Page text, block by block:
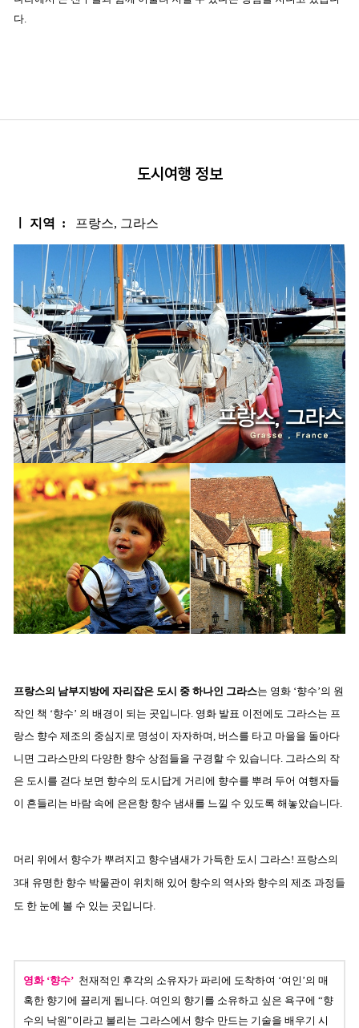
다.
도시여행 정보
ㅣ 지역 : 프랑스, 그라스
프랑스의 남부지방에 자리잡은 도시 중 하나인 그라스는 영화 ‘향수’의 원
작인 책 ‘향수’ 의 배경이 되는 곳입니다. 영화 발표 이전에도 그라스는 프
랑스 향수 제조의 중심지로 명성이 자자하며, 버스를 타고 마을을 돌아다
니면 그라스만의 다양한 향수 상점들을 구경할 수 있습니다. 그라스의 작
은 도시를 걷다 보면 향수의 도시답게 거리에 향수를 뿌려 두어 여행자들
이 흔들리는 바람 속에 은은항 향수 냄새를 느낄 수 있도록 해놓았습니다.
머리 위에서 향수가 뿌려지고 향수냄새가 가득한 도시 그라스! 프랑스의
3대 유명한 향수 박물관이 위치해 있어 향수의 역사와 향수의 제조 과정들
도 한 눈에 볼 수 있는 곳입니다.
영화 ‘향수’ 천재적인 후각의 소유자가 파리에 도착하여 ‘여인’의 매
혹한 향기에 끌리게 됩니다. 여인의 향기를 소유하고 싶은 욕구에 “향
수의 낙원”이라고 불리는 그라스에서 향수 만드는 기술을 배우기 시